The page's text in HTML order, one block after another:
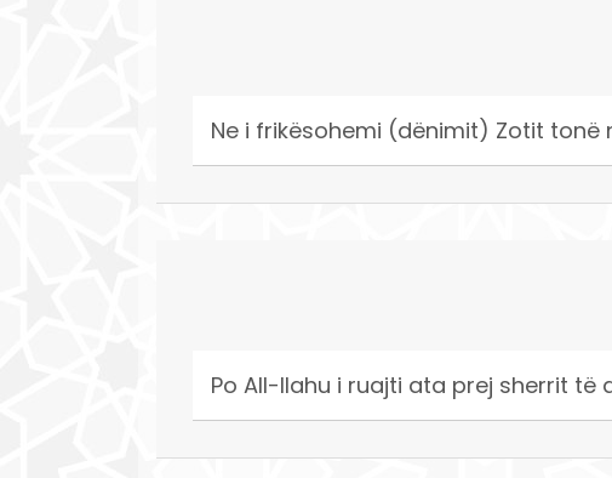
Ne i frikësohemi (dënimit) Zotit
Po All-llahu i ruajti ata prej sherrit të